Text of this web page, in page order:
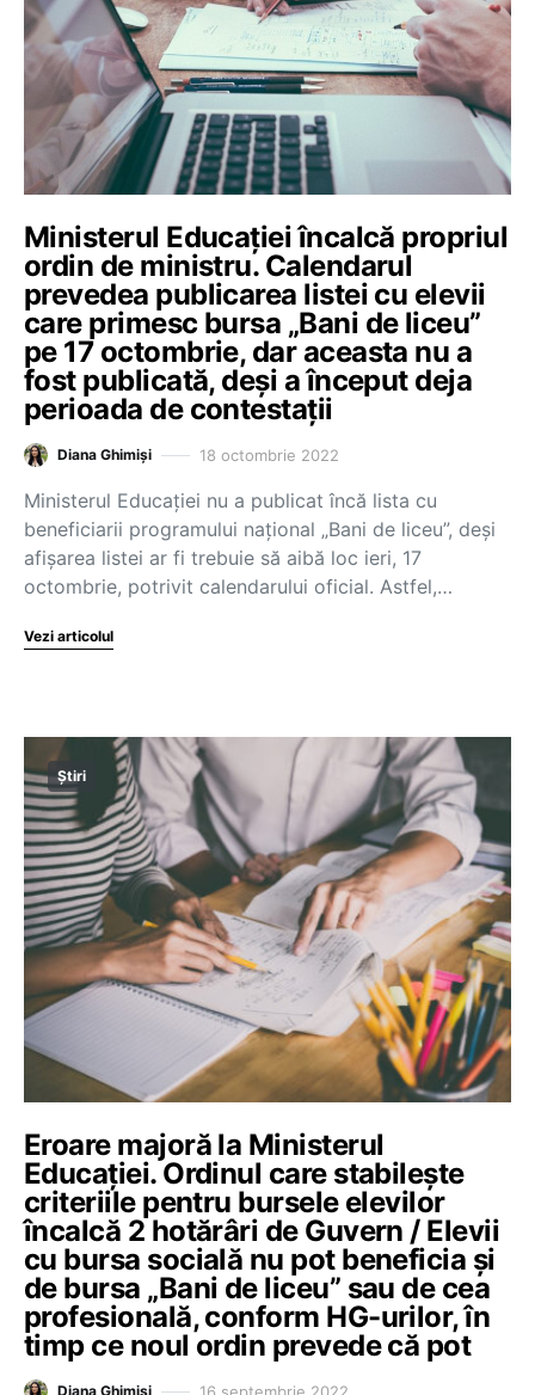
Ministerul Educației încalcă propriul
ordin de ministru. Calendarul
prevedea publicarea listei cu elevii
care primesc bursa „Bani de liceu”
pe 17 octombrie, dar aceasta nu a
fost publicată, deși a început deja
perioada de contestații
Diana Ghimiși 18 octombrie 2022
Ministerul Educației nu a publicat încă lista cu
beneficiarii programului național „Bani de liceu”, deși
afișarea listei ar fi trebuie să aibă loc ieri, 17
octombrie, potrivit calendarului oficial. Astfel,…
Vezi articolul
Știri
Eroare majoră la Ministerul
Educației. Ordinul care stabilește
criteriile pentru bursele elevilor
încalcă 2 hotărâri de Guvern / Elevii
cu bursa socială nu pot beneficia și
de bursa „Bani de liceu” sau de cea
profesională, conform HG-urilor, în
timp ce noul ordin prevede că pot
Diana Ghimiși 16 septembrie 2022